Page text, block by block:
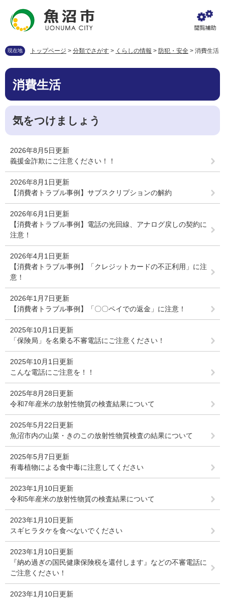
先
で
を
ば
本
文
現在地 トップページ > 分類でさがす > くらしの情報 > 防犯・安全 > 消費生活
本
消費生活
気をつけましょう
2026年8月5日更新
義援金詐欺にご注意ください！！
2026年8月1日更新
【消費者トラブル事例】サブスクリプションの解約
2026年6月1日更新
【消費者トラブル事例】電話の光回線、アナログ戻しの契約に
注意！
2026年4月1日更新
【消費者トラブル事例】「クレジットカードの不正利用」に注
意！
2026年1月7日更新
【消費者トラブル事例】「〇〇ペイでの返金」に注意！
2025年10月1日更新
「保険局」を名乗る不審電話にご注意ください！
2025年10月1日更新
こんな電話にご注意を！！
2025年8月28日更新
令和7年産米の放射性物質の検査結果について
2025年5月22日更新
魚沼市内の山菜・きのこの放射性物質検査の結果について
2025年5月7日更新
有毒植物による食中毒に注意してください
2023年1月10日更新
令和5年産米の放射性物質の検査結果について
2023年1月10日更新
スギヒラタケを食べないでください
2023年1月10日更新
『納め過ぎの国民健康保険税を還付します』などの不審電話に
ご注意ください！
2023年1月10日更新